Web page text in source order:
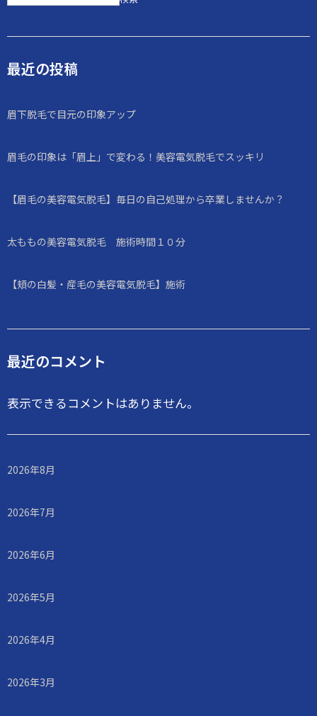
最近の投稿
眉下脱毛で目元の印象アップ
眉毛の印象は「眉上」で変わる！美容電気脱毛でスッキリ
【眉毛の美容電気脱毛】毎日の自己処理から卒業しませんか？
太ももの美容電気脱毛 施術時間１０分
【頬の白髪・産毛の美容電気脱毛】施術
最近のコメント
表示できるコメントはありません。
2026年8月
2026年7月
2026年6月
2026年5月
2026年4月
2026年3月